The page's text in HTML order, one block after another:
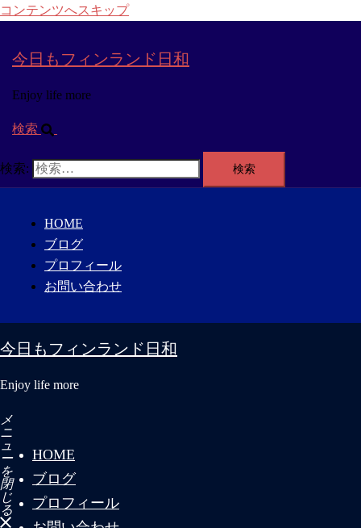
コンテンツへスキップ
今日もフィンランド日和
Enjoy life more
検索
検索:
HOME
ブログ
プロフィール
お問い合わせ
今日もフィンランド日和
Enjoy life more
メ
ニ
ュ
ー
を
閉
じ
る
HOME
ブログ
プロフィール